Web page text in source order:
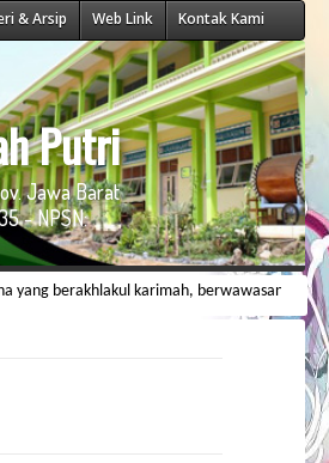
& Arsip Web Link Kontak Kami
Putri
Jawa Barat
- NPSN:
karimah, berwawasan ilmiyah